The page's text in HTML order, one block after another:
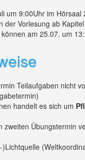
um 9:00Uhr im
der Vorlesung ab
am 25.07. um
Teilaufgaben nicht
handelt es sich um
zweiten Übungstermin